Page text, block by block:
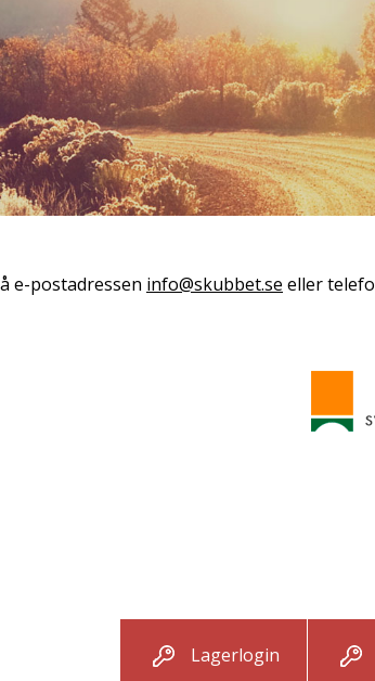
Lagerlogin
e-postadressen info@skubbet.se eller